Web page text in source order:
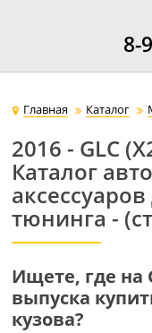
8-
Главная Каталог
2016 - GLC
Каталог
тюнинга -
Ищете, где на
выпуска
кузова?